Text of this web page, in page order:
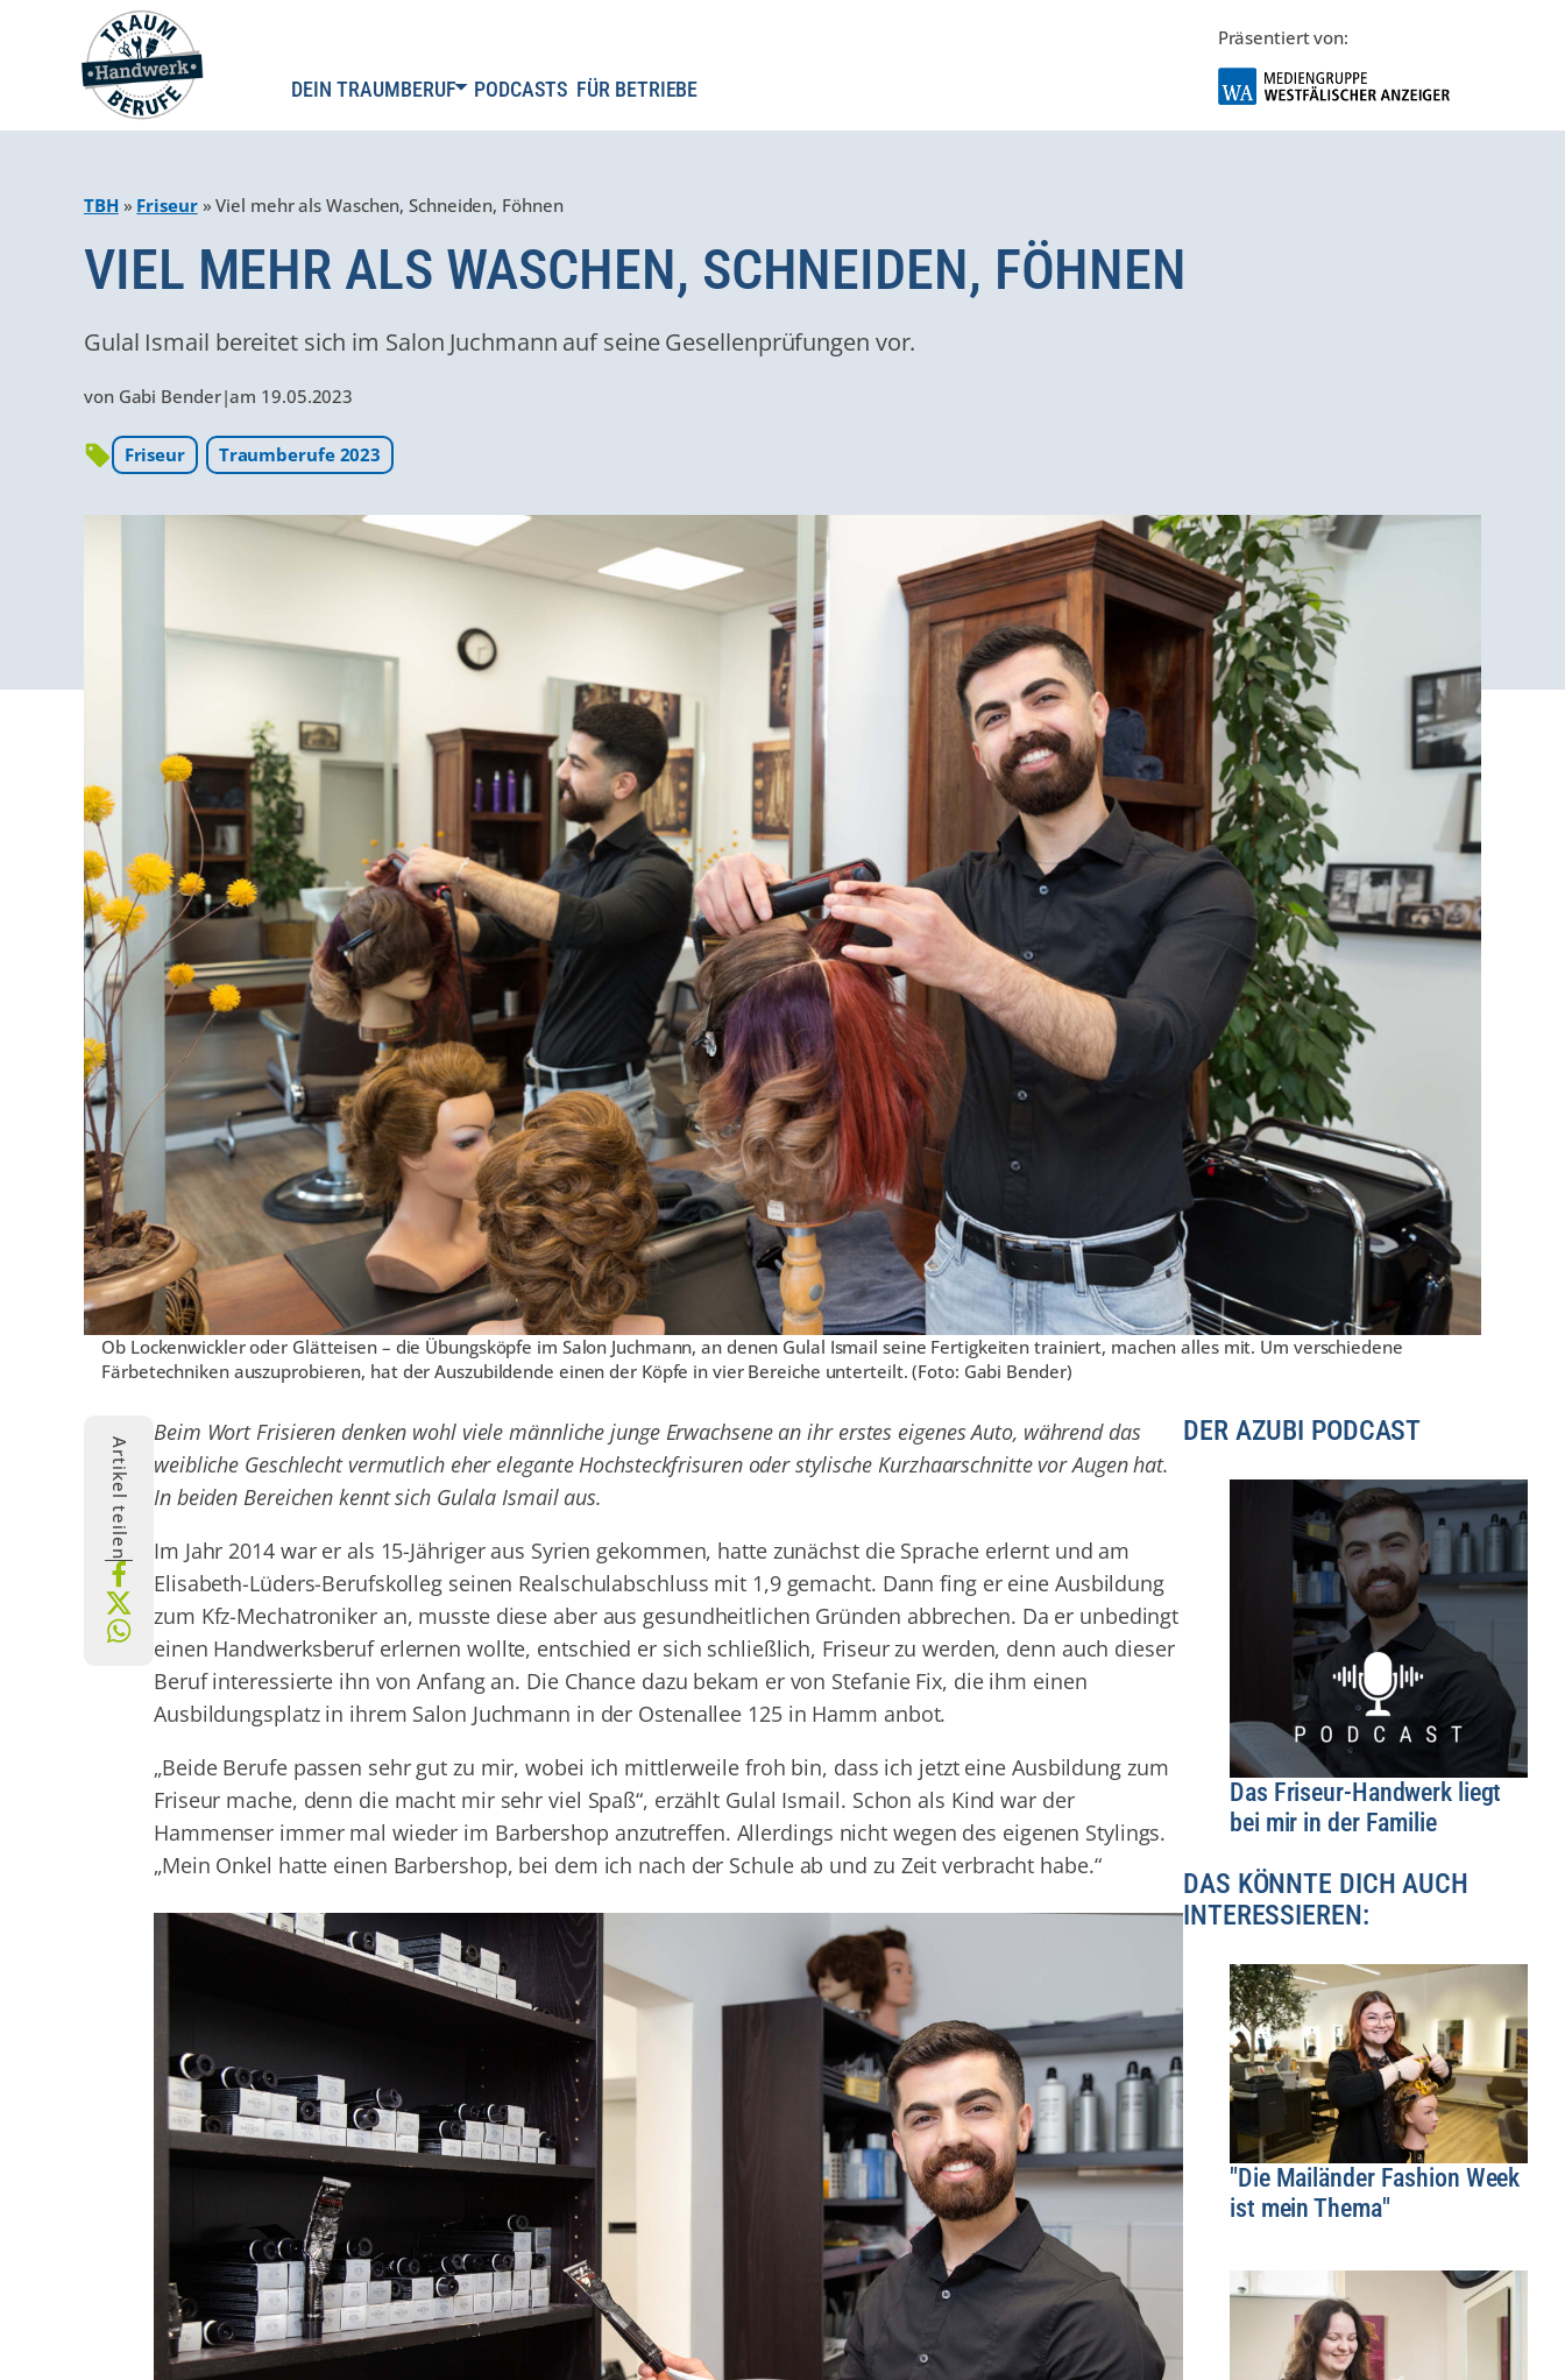
DEIN TRAUMBERUF PODCASTS FÜR BETRIEBE
Präsentiert von:
TBH» Friseur»Viel mehr als Waschen, Schneiden, Föhnen
VIEL MEHR ALS WASCHEN, SCHNEIDEN, FÖHNEN
Gulal Ismail bereitet sich im Salon Juchmann auf seine Gesellenprüfungen vor.
von Gabi Bender|am 19.05.2023
Friseur Traumberufe 2023
Ob Lockenwickler oder Glätteisen – die Übungsköpfe im Salon Juchmann, an denen Gulal Ismail seine Fertigkeiten trainiert, machen alles mit. Um verschiedene
Färbetechniken auszuprobieren, hat der Auszubildende einen der Köpfe in vier Bereiche unterteilt. (Foto: Gabi Bender)
Artikel teilen
Beim Wort Frisieren denken wohl viele männliche junge Erwachsene an ihr erstes eigenes Auto, während das
weibliche Geschlecht vermutlich eher elegante Hochsteckfrisuren oder stylische Kurzhaarschnitte vor Augen hat.
In beiden Bereichen kennt sich Gulala Ismail aus.
Im Jahr 2014 war er als 15-Jähriger aus Syrien gekommen, hatte zunächst die Sprache erlernt und am
Elisabeth-Lüders-Berufskolleg seinen Realschulabschluss mit 1,9 gemacht. Dann fing er eine Ausbildung
zum Kfz-Mechatroniker an, musste diese aber aus gesundheitlichen Gründen abbrechen. Da er unbedingt
einen Handwerksberuf erlernen wollte, entschied er sich schließlich, Friseur zu werden, denn auch dieser
Beruf interessierte ihn von Anfang an. Die Chance dazu bekam er von Stefanie Fix, die ihm einen
Ausbildungsplatz in ihrem Salon Juchmann in der Ostenallee 125 in Hamm anbot.
„Beide Berufe passen sehr gut zu mir, wobei ich mittlerweile froh bin, dass ich jetzt eine Ausbildung zum
Friseur mache, denn die macht mir sehr viel Spaß“, erzählt Gulal Ismail. Schon als Kind war der
Hammenser immer mal wieder im Barbershop anzutreffen. Allerdings nicht wegen des eigenen Stylings.
„Mein Onkel hatte einen Barbershop, bei dem ich nach der Schule ab und zu Zeit verbracht habe.“
DER AZUBI PODCAST
Das Friseur-Handwerk liegt
bei mir in der Familie
DAS KÖNNTE DICH AUCH
INTERESSIEREN:
"Die Mailänder Fashion Week
ist mein Thema"